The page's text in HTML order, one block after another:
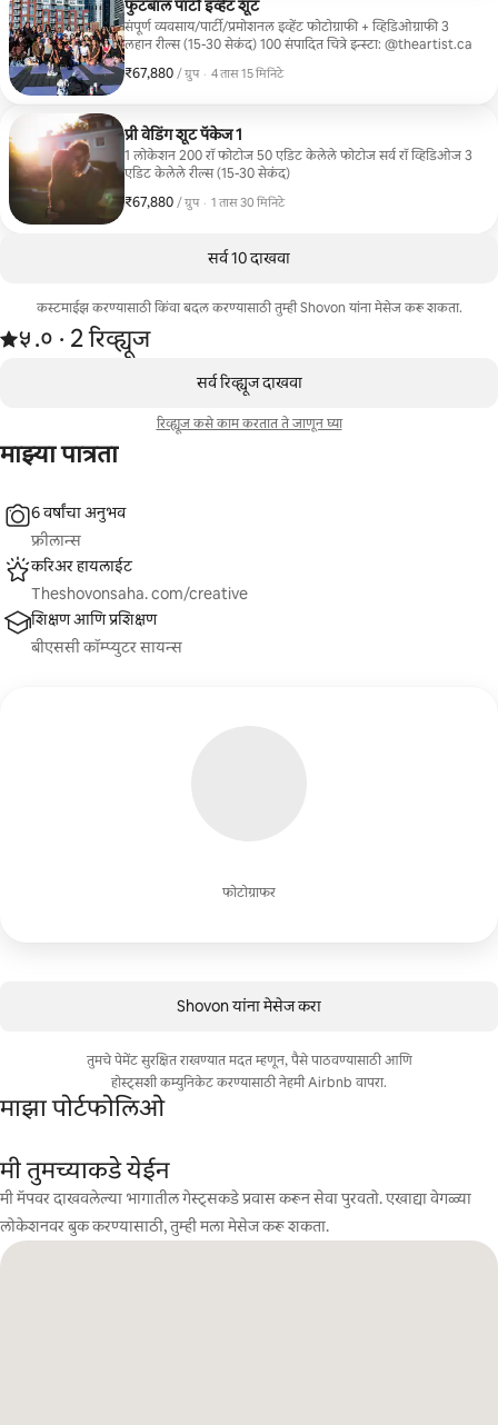
फुटबॉल पार्टी इव्हेंट शूट
संपूर्ण व्यवसाय/पार्टी/प्रमोशनल इव्हेंट फोटोग्राफी + व्हिडिओग्राफी 3
लहान रील्स (15-30 सेकंद) 100 संपादित चित्रे इन्स्टा: @theartist.ca
₹67,880 / ग्रुप
₹67,880, प्रति ग्रुप
, · 4 तास 15 मिनिटे
प्री वेडिंग शूट पॅकेज 1
1 लोकेशन 200 रॉ फोटोज 50 एडिट केलेले फोटोज सर्व रॉ व्हिडिओज 3
एडिट केलेले रील्स (15-30 सेकंद)
₹67,880 / ग्रुप
₹67,880, प्रति ग्रुप
, · 1 तास 30 मिनिटे
सर्व 10 दाखवा
कस्टमाईझ करण्यासाठी किंवा बदल करण्यासाठी तुम्ही Shovon यांना मेसेज करू शकता.
2 रिव्ह्यूजमधून 5 पैकी ५.० स्टार्स रेटिंग आहे
५.०
,
· 2 रिव्ह्यूज
सर्व रिव्ह्यूज दाखवा
रिव्ह्यूज कसे काम करतात ते जाणून घ्या
माझ्या पात्रता
फोटोग्राफर
6 वर्षांचा अनुभव
फ्रीलान्स
करिअर हायलाईट
Theshovonsaha. com/creative
शिक्षण आणि प्रशिक्षण
बीएससी कॉम्प्युटर सायन्स
Shovon यांना मेसेज करा
तुमचे पेमेंट सुरक्षित राखण्यात मदत म्हणून, पैसे पाठवण्यासाठी आणि
होस्ट्सशी कम्युनिकेट करण्यासाठी नेहमी Airbnb वापरा.
माझा पोर्टफोलिओ
मी तुमच्याकडे येईन
मी मॅपवर दाखवलेल्या भागातील गेस्ट्सकडे प्रवास करून सेवा पुरवतो. एखाद्या वेगळ्या
लोकेशनवर बुक करण्यासाठी, तुम्ही मला मेसेज करू शकता.